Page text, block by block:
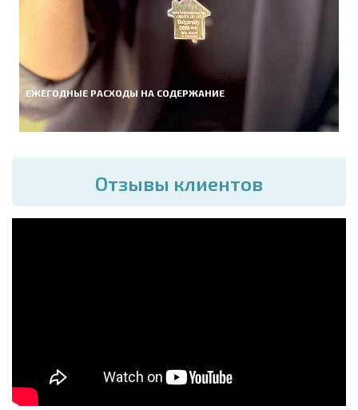
ЕЖЕГОДНЫЕ РАСХОДЫ НА СОДЕРЖАНИЕ
Отзывы клиентов